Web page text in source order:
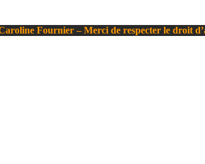
Fournier – Merci de respecter le droit